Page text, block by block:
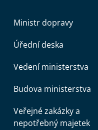
Ministr dopravy
Úřední deska
Vedení ministerstva
Budova ministerstva
Veřejné zakázky a
nepotřebný majetek